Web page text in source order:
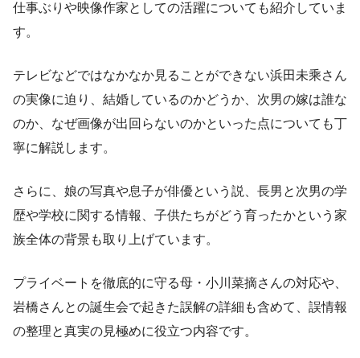
仕事ぶりや映像作家としての活躍についても紹介していま
す。
テレビなどではなかなか見ることができない浜田未乘さん
の実像に迫り、結婚しているのかどうか、次男の嫁は誰な
のか、なぜ画像が出回らないのかといった点についても丁
寧に解説します。
さらに、娘の写真や息子が俳優という説、長男と次男の学
歴や学校に関する情報、子供たちがどう育ったかという家
族全体の背景も取り上げています。
プライベートを徹底的に守る母・小川菜摘さんの対応や、
岩橋さんとの誕生会で起きた誤解の詳細も含めて、誤情報
の整理と真実の見極めに役立つ内容です。